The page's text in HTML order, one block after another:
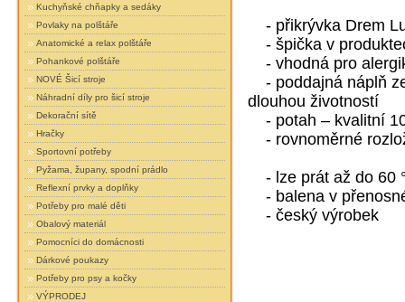
Kuchyňské chňapky a sedáky
Povlaky na polštáře
Anatomické a relax polštáře
Pohankové polštáře
NOVÉ Šicí stroje
Náhradní díly pro šicí stroje
Dekorační sítě
Hračky
Sportovní potřeby
Pyžama, župany, spodní prádlo
Reflexní prvky a doplňky
Potřeby pro malé děti
Obalový materiál
Pomocníci do domácnosti
Dárkové poukazy
Potřeby pro psy a kočky
VÝPRODEJ
- přikrývka Drem
- špička v
- vhodná pro
- poddajná náplň
dlouhou životností
- potah – kvalitní
- rovnoměrné
- lze prát až do 60
- balena v
- český výrobek